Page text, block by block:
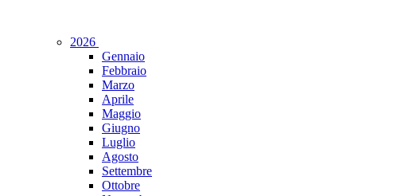
2026
Gennaio
Febbraio
Marzo
Aprile
Maggio
Giugno
Luglio
Agosto
Settembre
Ottobre